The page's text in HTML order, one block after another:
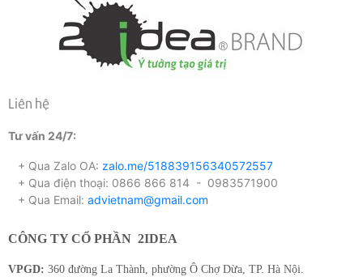
Liên hệ
Tư vấn 24/7:
+ Qua Zalo OA: zalo.me/518839156340572557
+ Qua điện thoại: 0866 866 814 - 0983571900
+ Qua Email: advietnam@gmail.com
CÔNG TY CỔ PHẦN 2IDEA
VPGD: 360 đường La Thành, phường Ô Chợ Dừa, TP. Hà Nội.